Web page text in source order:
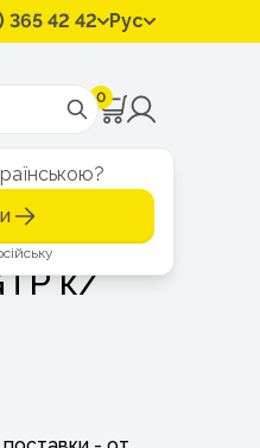
365 42 42 Рус
0
к/